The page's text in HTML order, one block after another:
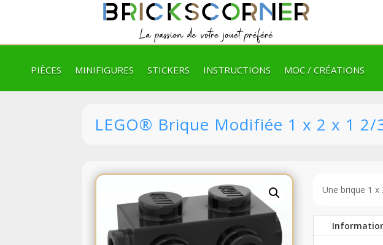
PIÈCES MINIFIGURES STICKERS INSTRUCTIONS MOC / CRÉATIONS
LEGO® Brique Modifiée 1 x 2 x 1
Une brique 1